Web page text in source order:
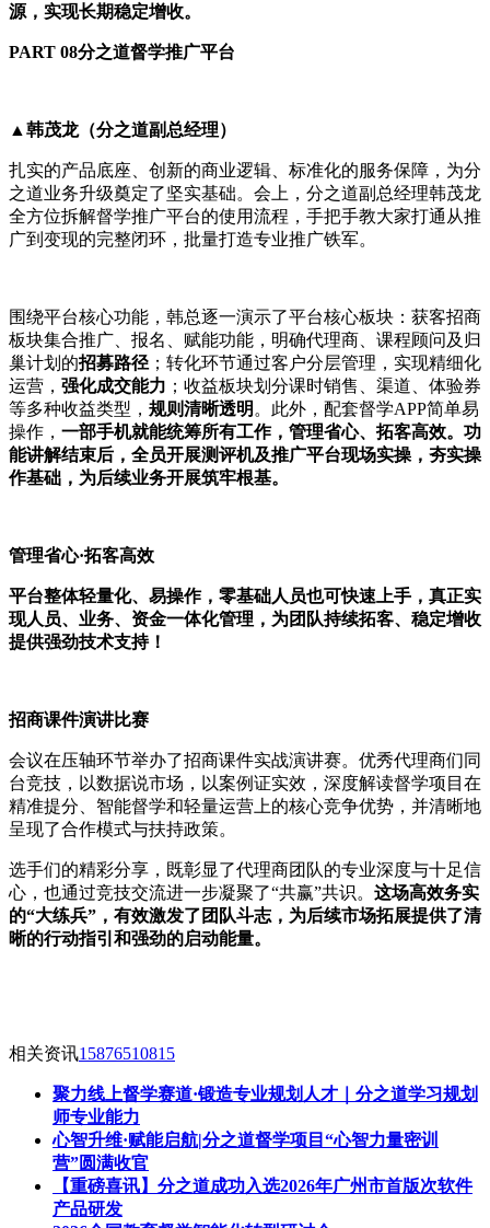
源，实现长期稳定增收。
PART 08分之道督学推广平台
▲韩茂龙（分之道副总经理）
扎实的产品底座、创新的商业逻辑、标准化的服务保障，为分
之道业务升级奠定了坚实基础。会上，分之道副总经理韩茂龙
全方位拆解督学推广平台的使用流程，手把手教大家打通从推
广到变现的完整闭环，批量打造专业推广铁军。
围绕平台核心功能，韩总逐一演示了平台核心板块：获客招商
板块集合推广、报名、赋能功能，明确代理商、课程顾问及归
巢计划的招募路径 ；转化环节通过客户分层管理，实现精细化
运营， 强化成交能力 ；收益板块划分课时销售、渠道、体验券
等多种收益类型， 规则清晰透明 。此外，配套督学APP简单易
操作， 一部手机就能统筹所有工作，管理省心、拓客高效。功
能讲解结束后，全员开展测评机及推广平台现场实操，夯实操
作基础，为后续业务开展筑牢根基。
管理省心·拓客高效
平台整体轻量化、易操作，零基础人员也可快速上手，真正实
现人员、业务、资金一体化管理，为团队持续拓客、稳定增收
提供强劲技术支持！
招商课件演讲比赛
会议在压轴环节举办了招商课件实战演讲赛。优秀代理商们同
台竞技，以数据说市场，以案例证实效，深度解读督学项目在
精准提分、智能督学和轻量运营上的核心竞争优势，并清晰地
呈现了合作模式与扶持政策。
选手们的精彩分享，既彰显了代理商团队的专业深度与十足信
心，也通过竞技交流进一步凝聚了“共赢”共识。 这场高效务实
的“大练兵”，有效激发了团队斗志，为后续市场拓展提供了清
晰的行动指引和强劲的启动能量。
相关资讯15876510815
聚力线上督学赛道·锻造专业规划人才｜分之道学习规划
师专业能力
心智升维·赋能启航|分之道督学项目“心智力量密训
营”圆满收官
【重磅喜讯】分之道成功入选2026年广州市首版次软件
产品研发